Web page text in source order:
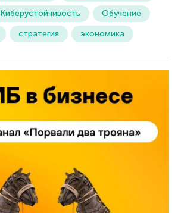
Киберустойчивость
Обучение
стратегия экономика